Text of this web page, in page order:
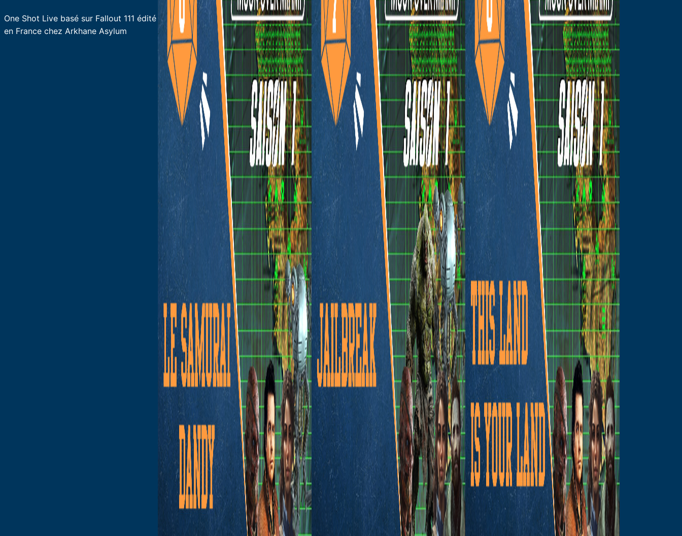
One Shot Live basé sur Fallout 111 édité
en France chez Arkhane Asylum